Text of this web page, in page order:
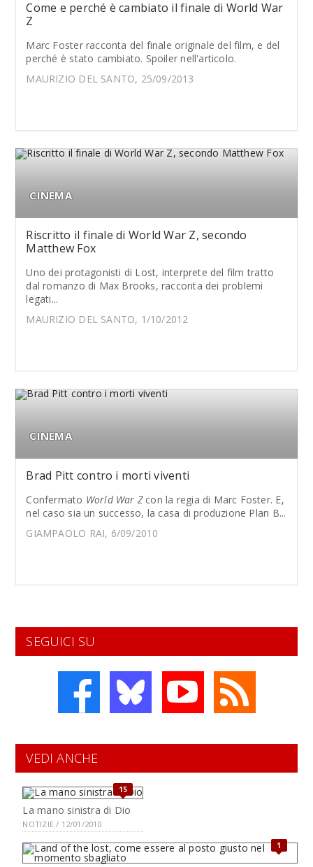
Come e perché è cambiato il finale di World War
Z
Marc Foster racconta del finale originale del film, e del
perché è stato cambiato. Spoiler nell'articolo.
MAURIZIO DEL SANTO, 25/09/2013
CINEMA
Riscritto il finale di World War Z, secondo
Matthew Fox
Uno dei protagonisti di Lost, interprete del film tratto
dal romanzo di Max Brooks, racconta dei problemi
legati...
MAURIZIO DEL SANTO, 1/10/2012
CINEMA
Brad Pitt contro i morti viventi
Confermato World War Zcon la regia di Marc Foster. E,
nel caso sia un successo, la casa di produzione Plan B...
GIAMPAOLO RAI, 6/09/2010
SEGUICI SU
VEDI ANCHE
15
La mano sinistra di Dio
NOTIZIE / 12/01/2010
1